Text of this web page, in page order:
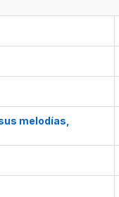
melodías,